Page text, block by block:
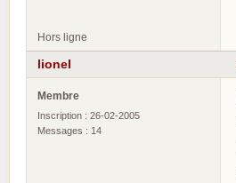
Hors ligne
lionel
Membre
Inscription : 26-02-2005
Messages : 14